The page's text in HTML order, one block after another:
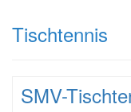
Tischtennis
SMV-